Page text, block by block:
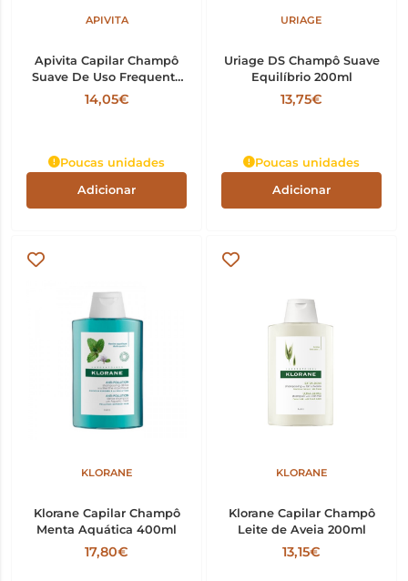
APIVITA
Apivita Capilar Champô
Suave De Uso Frequente
250ml
14,05€
Poucas unidades
Adicionar
URIAGE
Uriage DS Champô Suave
Equilíbrio 200ml
13,75€
Poucas unidades
Adicionar
KLORANE
Klorane Capilar Champô
Menta Aquática 400ml
17,80€
KLORANE
Klorane Capilar Champô
Leite de Aveia 200ml
13,15€